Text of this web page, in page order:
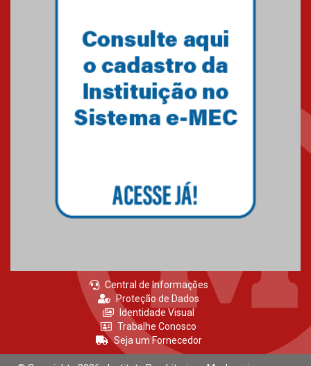
Central de Informações
Proteção de Dados
Identidade Visual
Trabalhe Conosco
Seja um Fornecedor